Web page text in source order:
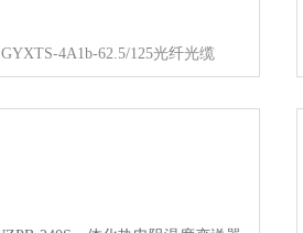
GYXTS-4A1b-62.5/125光纤光缆